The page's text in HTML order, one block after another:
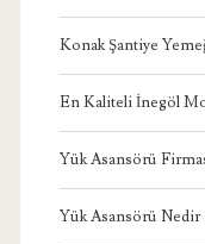
Konak Şantiye
En Kaliteli İnegöl
Yük Asansörü
Yük Asansörü Nedir